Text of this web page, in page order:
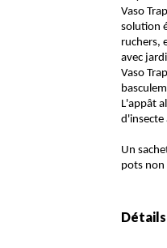
Vaso
solution
ruchers,
avec
Vaso
L'appât
d'insecte
Un
pots